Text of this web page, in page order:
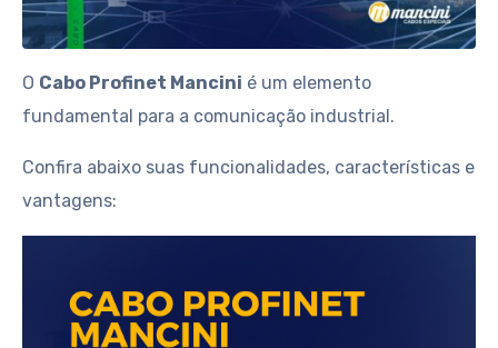
O Cabo Profinet Mancini é um elemento
fundamental para a comunicação industrial.
Confira abaixo suas funcionalidades, características e
vantagens: